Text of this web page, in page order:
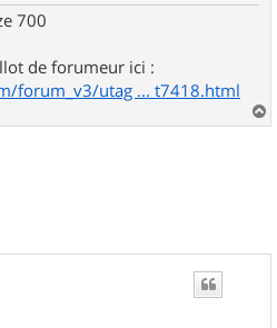
700
de forumeur ici :
forum_v3/utag ... t7418.html
a